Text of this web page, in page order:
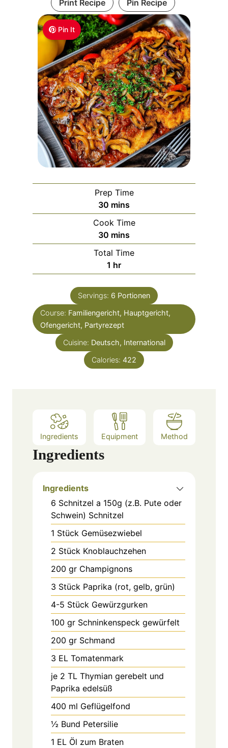
Pin It
Print Recipe Pin Recipe
Prep Time
30 m
i
n
u
t
e
s
mins
Cook Time
30 m
i
n
u
e
mins
Total Time
1 h
o
u
r
hr
Servings: 6 Portionen
Course: Familiengericht, Hauptgericht,
Ofengericht, Partyrezept
Cuisine: Deutsch, International
Calories: 422
Ingredients Equipment Method
Ingredients
Ingredients
6 Schnitzel a 150g (z.B. Pute oder
Schwein) Schnitzel
1 Stück Gemüsezwiebel
2 Stück Knoblauchzehen
200 gr Champignons
3 Stück Paprika (rot, gelb, grün)
4-5 Stück Gewürzgurken
100 gr Schninkenspeck gewürfelt
200 gr Schmand
3 EL Tomatenmark
je 2 TL Thymian gerebelt und
Paprika edelsüß
400 ml Geflügelfond
½ Bund Petersilie
1 EL Öl zum Braten